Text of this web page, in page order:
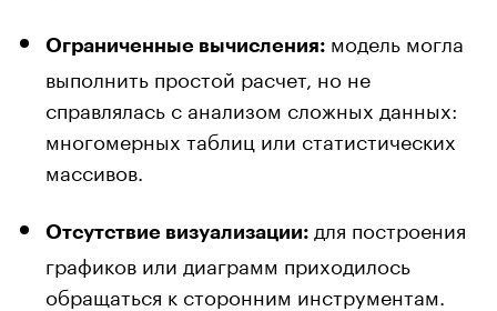
Ограниченные вычисления: модель могла
выполнить простой расчет, но не
справлялась с анализом сложных данных:
многомерных таблиц или статистических
массивов.
Отсутствие визуализации: для построения
графиков или диаграмм приходилось
обращаться к сторонним инструментам.